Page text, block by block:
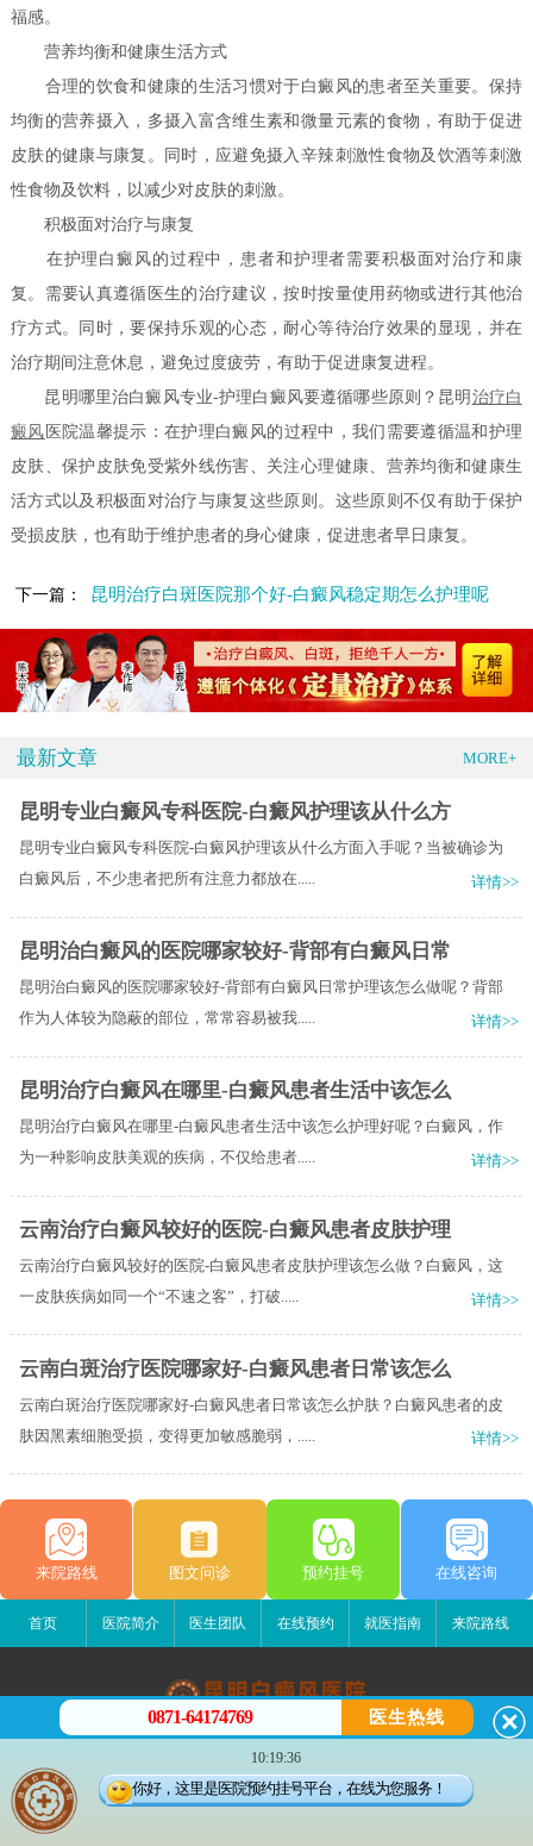
福感。
营养均衡和健康生活方式
合理的饮食和健康的生活习惯对于白癜风的患者至关重要。保持
均衡的营养摄入，多摄入富含维生素和微量元素的食物，有助于促进
皮肤的健康与康复。同时，应避免摄入辛辣刺激性食物及饮酒等刺激
性食物及饮料，以减少对皮肤的刺激。
积极面对治疗与康复
在护理白癜风的过程中，患者和护理者需要积极面对治疗和康
复。需要认真遵循医生的治疗建议，按时按量使用药物或进行其他治
疗方式。同时，要保持乐观的心态，耐心等待治疗效果的显现，并在
治疗期间注意休息，避免过度疲劳，有助于促进康复进程。
昆明哪里治白癜风专业-护理白癜风要遵循哪些原则？昆明 治疗白
癜风 医院温馨提示：在护理白癜风的过程中，我们需要遵循温和护理
皮肤、保护皮肤免受紫外线伤害、关注心理健康、营养均衡和健康生
活方式以及积极面对治疗与康复这些原则。这些原则不仅有助于保护
受损皮肤，也有助于维护患者的身心健康，促进患者早日康复。
下一篇： 昆明治疗白斑医院那个好-白癜风稳定期怎么护理呢
最新文章 MORE+
昆明专业白癜风专科医院-白癜风护理该从什么方
昆明专业白癜风专科医院-白癜风护理该从什么方面入手呢？当被确诊为
白癜风后，不少患者把所有注意力都放在.....
详情>>
昆明治白癜风的医院哪家较好-背部有白癜风日常
昆明治白癜风的医院哪家较好-背部有白癜风日常护理该怎么做呢？背部
作为人体较为隐蔽的部位，常常容易被我.....
详情>>
昆明治疗白癜风在哪里-白癜风患者生活中该怎么
昆明治疗白癜风在哪里-白癜风患者生活中该怎么护理好呢？白癜风，作
为一种影响皮肤美观的疾病，不仅给患者.....
详情>>
云南治疗白癜风较好的医院-白癜风患者皮肤护理
云南治疗白癜风较好的医院-白癜风患者皮肤护理该怎么做？白癜风，这
一皮肤疾病如同一个“不速之客”，打破.....
详情>>
云南白斑治疗医院哪家好-白癜风患者日常该怎么
云南白斑治疗医院哪家好-白癜风患者日常该怎么护肤？白癜风患者的皮
肤因黑素细胞受损，变得更加敏感脆弱，.....
详情>>
来院路线 图文问诊 预约挂号 在线咨询
首页 医院简介 医生团队 在线预约 就医指南 来院路线
昆明白癜风医院
昆明市五华区护国路2号
版权所有：昆明白癜风医院
0871-64174769 医生热线
10:19:36
你好，这里是医院预约挂号平台，在线为您服务！